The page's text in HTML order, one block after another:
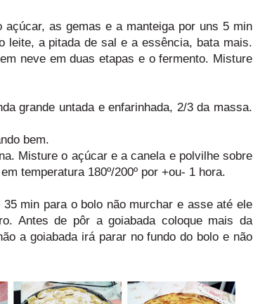
açúcar, as gemas e a manteiga por uns 5 min
leite, a pitada de sal e a essência, bata mais.
neve em duas etapas e o fermento. Misture
grande untada e enfarinhada, 2/3 da massa.
bem.
Misture o açúcar e a canela e polvilhe sobre
temperatura 180º/200º por +ou- 1 hora.
min para o bolo não murchar e asse até ele
Antes de pôr a goiabada coloque mais da
a goiabada irá parar no fundo do bolo e não